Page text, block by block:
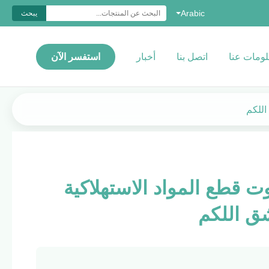
Arabic يبحث
عنا اتصل بنا أخبار استفسر الآن
قطع المواد الاستهلاكية
اللكم